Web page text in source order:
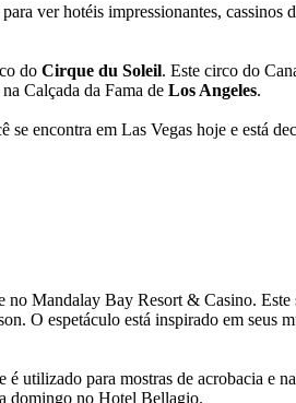
para ver hotéis impressionantes,
do Cirque du Soleil. Este circo do
Calçada da Fama de Los Angeles.
se encontra em Las Vegas hoje e está
no Mandalay Bay Resort & Casino.
O espetáculo está inspirado em seus
utilizado para mostras de acrobacia e
domingo no Hotel Bellagio.